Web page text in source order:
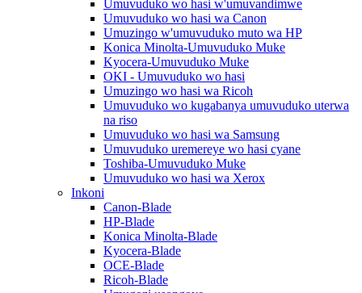
Umuvuduko wo hasi w'umuvandimwe
Umuvuduko wo hasi wa Canon
Umuzingo w'umuvuduko muto wa HP
Konica Minolta-Umuvuduko Muke
Kyocera-Umuvuduko Muke
OKI - Umuvuduko wo hasi
Umuzingo wo hasi wa Ricoh
Umuvuduko wo kugabanya umuvuduko uterwa
na riso
Umuvuduko wo hasi wa Samsung
Umuvuduko uremereye wo hasi cyane
Toshiba-Umuvuduko Muke
Umuvuduko wo hasi wa Xerox
Inkoni
Canon-Blade
HP-Blade
Konica Minolta-Blade
Kyocera-Blade
OCE-Blade
Ricoh-Blade